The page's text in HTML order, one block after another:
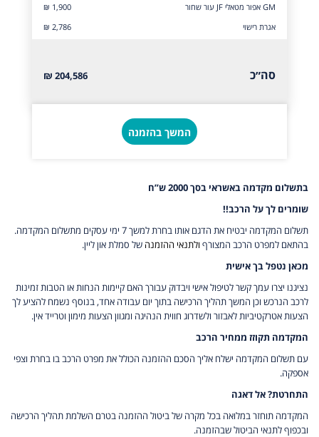
GM אפור מטאלי JF עור שחור
₪ 1,900
אגרת רישוי
₪ 2,786
סה״כ 204,586 ₪
המשך בהזמנה
בתשלום מקדמה באשראי בסך 2000 ש”ח
שומרים לך על הרכב!!
תשלום המקדמה יבטיח את הדגם אותו בחרת למשך 7 ימי עסקים מתשלום המקדמה.
בהתאם למפרט הרכב המצורף ולתנאי ההזמנה של סמלת און ליין.
מכאן נטפל בך אישית
נציגנו יצרו עמך קשר לטיפול אישי ויבדוק עבורך האם קיימות הנחות או הטבות זמינות
לרכב הנרכש וכן המשך תהליך הרכישה בתוך יום עבודה אחד, בנוסף נשמח להציע לך
הצעות אטרקטיביות לאבזור ולשדרוג חווית הנהיגה ומגוון הצעות מימון וטרייד אין.
המקדמה תקוזז ממחיר הרכב
עם תשלום המקדמה ישלח אליך הסכם ההזמנה הכולל את מפרט הרכב בו בחרת וצפי
אספקה.
התחרטת? אל דאגה
המקדמה תוחזר במלואה בכל מקרה של ביטול ההזמנה בטרם השלמת תהליך הרכישה
ובכפוף לתנאי הביטול שבהזמנה.